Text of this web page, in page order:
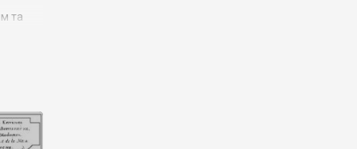
та